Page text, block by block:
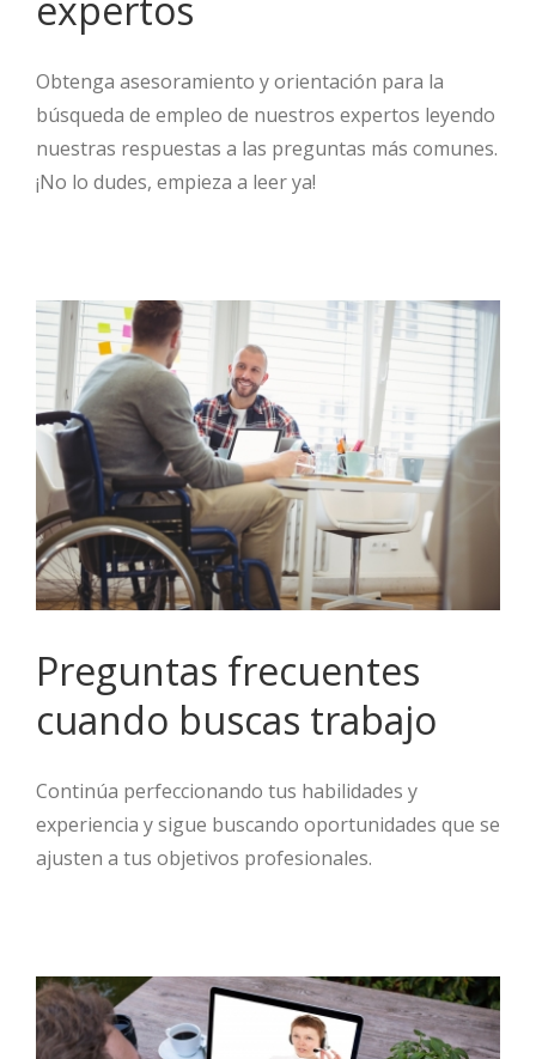
Obtenga asesoramiento y orientación para la
búsqueda de empleo de nuestros expertos leyendo
nuestras respuestas a las preguntas más comunes.
¡No lo dudes, empieza a leer ya!
Preguntas frecuentes
cuando buscas trabajo
Continúa perfeccionando tus habilidades y
experiencia y sigue buscando oportunidades que se
ajusten a tus objetivos profesionales.